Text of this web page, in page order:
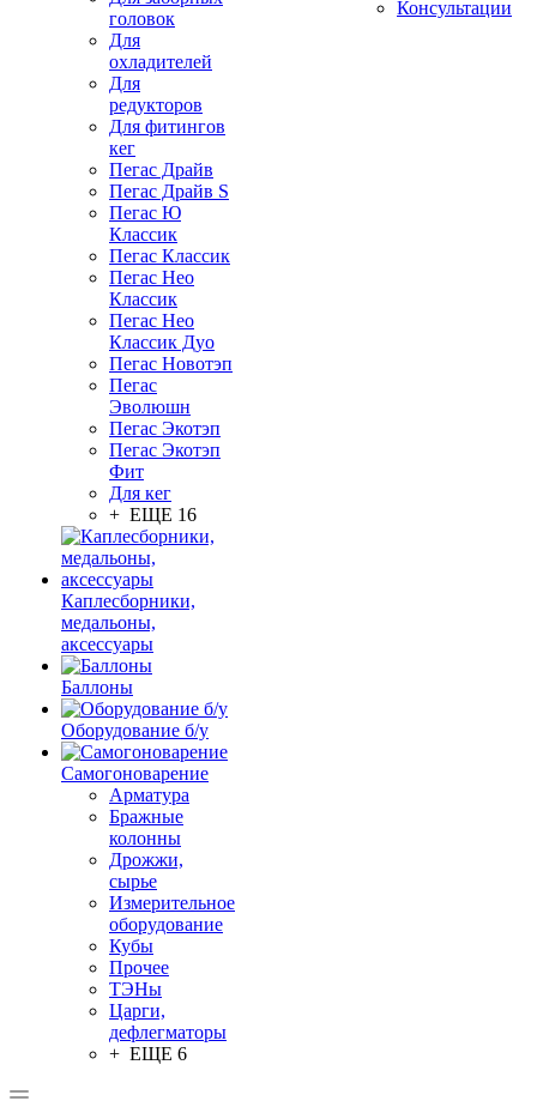
головок
Для
охладителей
Для
редукторов
Для фитингов
кег
Пегас Драйв
Пегас Драйв S
Пегас Ю
Классик
Пегас Классик
Пегас Нео
Классик
Пегас Нео
Классик Дуо
Пегас Новотэп
Пегас
Эволюшн
Пегас Экотэп
Пегас Экотэп
Фит
Для кег
+ ЕЩЕ 16
Каплесборники,
медальоны,
аксессуары
Баллоны
Оборудование б/у
Самогоноварение
Арматура
Бражные
колонны
Дрожжи,
сырье
Измерительное
оборудование
Кубы
Прочее
ТЭНы
Царги,
дефлегматоры
+ ЕЩЕ 6
Консультации